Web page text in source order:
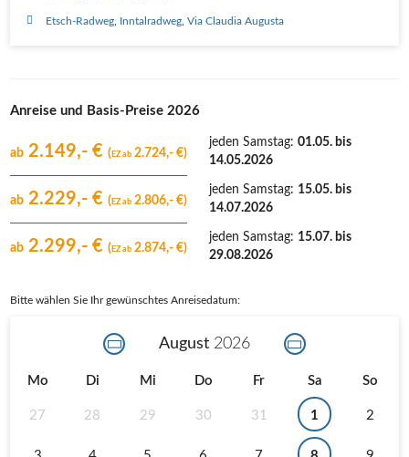
Etsch-Radweg Inntalradweg Via Claudia Augusta
Anreise und Basis-Preise 2026
ab 2.149,- € (EZ ab 2.724,- €)
jeden Samstag: 01.05. bis
14.05.2026
ab 2.229,- € (EZ ab 2.806,- €)
jeden Samstag: 15.05. bis
14.07.2026
ab 2.299,- € (EZ ab 2.874,- €)
jeden Samstag: 15.07. bis
29.08.2026
Bitte wählen Sie Ihr gewünschtes Anreisedatum:
August 2026
Mo Di Mi Do Fr Sa So
27 28 29 30 31 1 2